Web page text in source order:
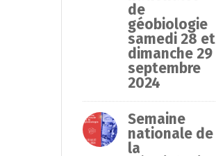
de
géobiologie
samedi 28 et
dimanche 29
septembre
2024
Semaine
nationale de
la